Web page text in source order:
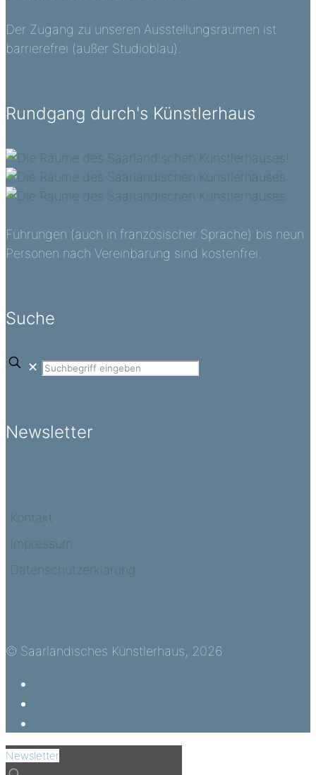
Der Zugang zu unseren Ausstellungsräumen ist
barrierefrei (außer Studioblau).
Rundgang durch's Künstlerhaus
Führungen (auch in französischer Sprache) bis neun
Personen nach Vereinbarung sind kostenfrei.
Suche
✕
Newsletter
Kontakt
Impressum
Datenschutzerklärung
© Saarländisches Künstlerhaus, 2026
Newsletter